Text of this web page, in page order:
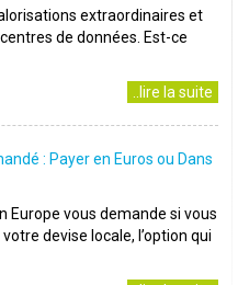
extraordinaires et
de données. Est-ce
..lire la suite
: Payer en Euros ou Dans
Europe vous demande si vous
devise locale, l’option qui